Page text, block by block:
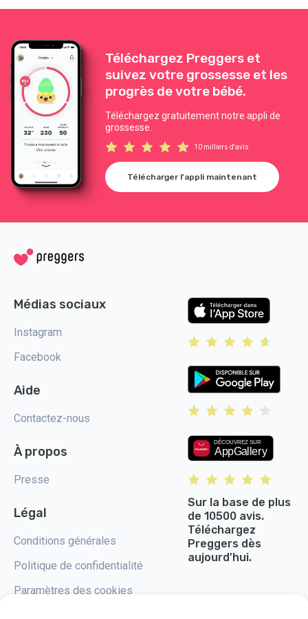
Téléchargez Preggers et
suivez votre grossesse et les
progrès de votre bébé.
Téléchargez gratuitement notre appli de
grossesse.
10 milliers d'avis
Télécharger l'appli maintenant
Médias sociaux
Instagram
Facebook
Aide
Contactez-nous
À propos
Presse
Légal
Conditions générales
Politique de confidentialité
Paramètres des cookies
Sur la base de plus
de 10500 avis.
Téléchargez
Preggers dès
aujourd'hui.